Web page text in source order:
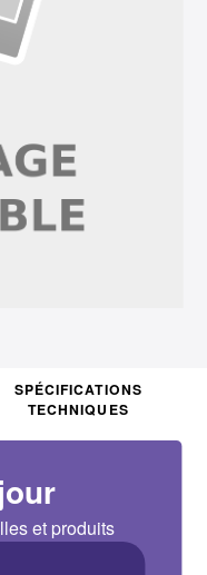
SPÉCIFICATIONS
TECHNIQUES
et produits